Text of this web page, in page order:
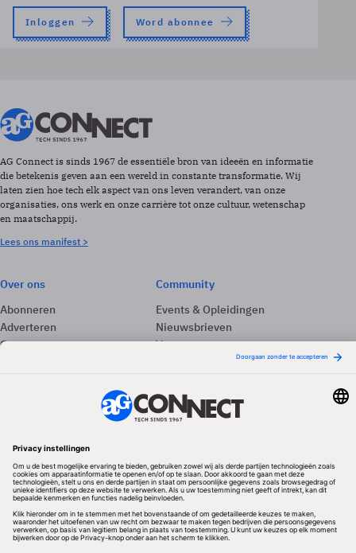
Inloggen Word abonnee
AG Connect is sinds 1967 de essentiële bron van ideeën en informatie
die betekenis geven aan een wereld in constante transformatie. Wij
laten zien hoe tech elk aspect van ons leven verandert, van onze
organisaties, ons werk en onze carrière tot onze cultuur, wetenschap
en maatschappij.
Lees ons manifest >
Over ons
Abonneren
Adverteren
Contact
Community
Events & Opleidingen
Nieuwsbrieven
Vacatures
Redactionele partner